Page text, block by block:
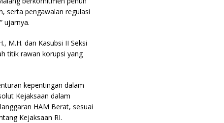
serta pengawalan regulasi
ujarnya.
M.H. dan Kasubsi II Seksi
titik rawan korupsi yang
kepentingan dalam
Kejaksaan dalam
HAM Berat, sesuai
Kejaksaan RI.